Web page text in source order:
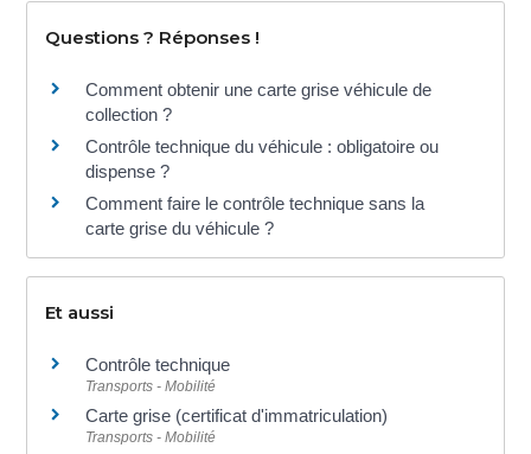
Questions ? Réponses !
Comment obtenir une carte grise véhicule de
collection ?
Contrôle technique du véhicule : obligatoire ou
dispense ?
Comment faire le contrôle technique sans la
carte grise du véhicule ?
Et aussi
Contrôle technique
Transports - Mobilité
Carte grise (certificat d'immatriculation)
Transports - Mobilité